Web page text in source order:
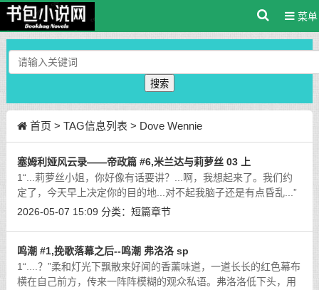
菜单
搜索
首页 > TAG信息列表 > Dove Wennie
塞姆利娅风云录——帝政篇 #6,米兰达与莉萝丝 03 上
1“...莉萝丝小姐，你好像有话要讲？...啊，我想起来了。我们约
定了，今天早上决定你的目的地...对不起我脑子还是有点昏乱...”
直到阳光灿烂的上午时分，宿醉后的米兰达才摇晃着从床上爬
2026-05-07 15:09 分类： 短篇章节
鸣潮 #1,挽歌落幕之后--鸣潮 弗洛洛 sp
1“....？”柔和灯光下飘散来好闻的香薰味道，一道长长的红色幕布
横在自己前方，传来一阵阵模糊的观众私语。弗洛洛低下头，用